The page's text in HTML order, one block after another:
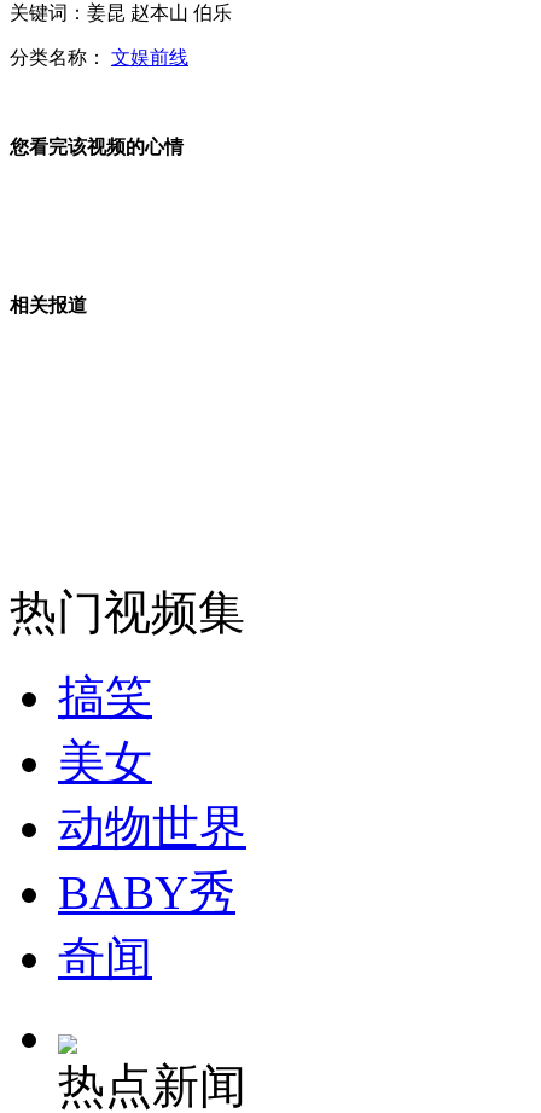
无痛分娩是否安全 医生回应
外交部：反对强权政治霸凌主义
安徽一实载49人客车翻车
走！跟着总书记去植树
关键词：姜昆 赵本山 伯乐
分类名称： 文娱前线
您看完该视频的心情
相关报道
热门视频集
搞笑
美女
动物世界
BABY秀
奇闻
热点新闻